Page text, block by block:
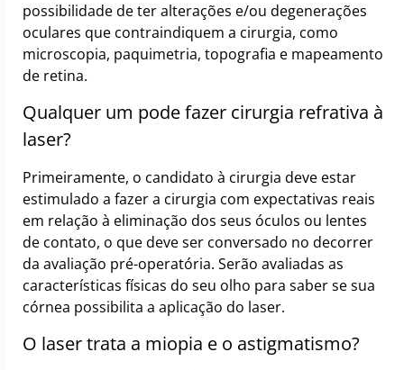
possibilidade de ter alterações e/ou degenerações
oculares que contraindiquem a cirurgia, como
microscopia, paquimetria, topografia e mapeamento
de retina.
Qualquer um pode fazer cirurgia refrativa à
laser?
Primeiramente, o candidato à cirurgia deve estar
estimulado a fazer a cirurgia com expectativas reais
em relação à eliminação dos seus óculos ou lentes
de contato, o que deve ser conversado no decorrer
da avaliação pré-operatória. Serão avaliadas as
características físicas do seu olho para saber se sua
córnea possibilita a aplicação do laser.
O laser trata a miopia e o astigmatismo?